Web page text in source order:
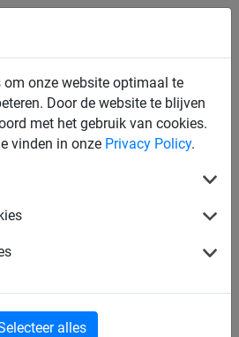
om onze website optimaal te
Door de website te blijven
met het gebruik van cookies.
vinden in onze Privacy Policy.
alles
bezorging
Heel eenvoudig: transport
worden.
verkoopprijs van hun producten.
systematisch verhoogd en bij
producten betaalt de klant dus